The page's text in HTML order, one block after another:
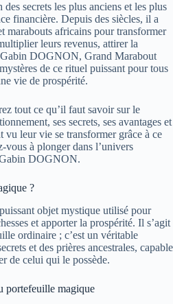
secrets les plus anciens et les plus
financière. Depuis des siècles, il a
marabouts africains pour transformer
leurs revenus, attirer la
Gabin DOGNON, Grand Marabout
de ce rituel puissant pour tous
vie de prospérité.
tout ce qu’il faut savoir sur le
ses secrets, ses avantages et
vu leur vie se transformer grâce à ce
vous à plonger dans l’univers
Gabin DOGNON.
?
objet mystique utilisé pour
et apporter la prospérité. Il s’agit
ordinaire ; c’est un véritable
et des prières ancestrales, capable
de celui qui le possède.
portefeuille magique